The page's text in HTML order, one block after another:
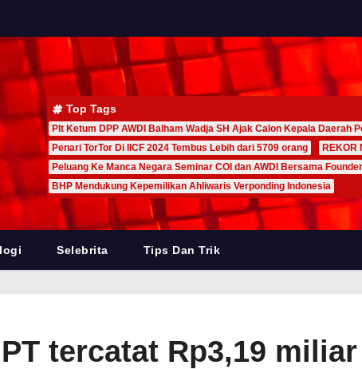
Top Tags
Plt Ketum DPP AWDI Balham Wadja SH Ajak Calon Kepala Daerah
Penari TorTor Di IICF 2024 Tembus Lebih dari 5709 orang
REKOR
Peluang Ke Manca Negara Seminar COI dan AWDI Bersama
BHP Mendukung Kepemilikan Ahliwaris Verponding Indonesia
Selebrita Tips Dan Trik
tercatat Rp3,19